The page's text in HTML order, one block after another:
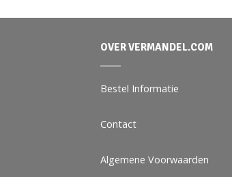
OVER VERMANDEL.COM
Bestel Informatie
Contact
Algemene Voorwaarden